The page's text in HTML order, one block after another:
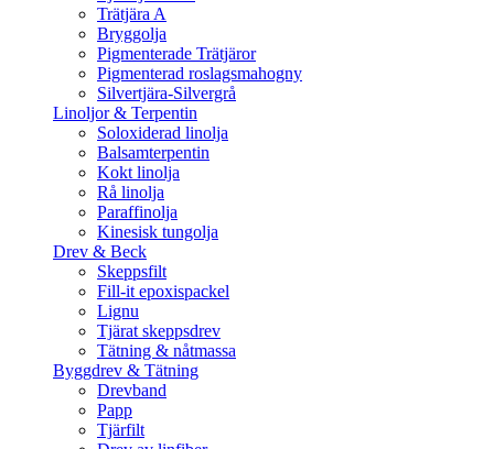
Trätjära A
Bryggolja
Pigmenterade Trätjäror
Pigmenterad roslagsmahogny
Silvertjära-Silvergrå
Linoljor & Terpentin
Soloxiderad linolja
Balsamterpentin
Kokt linolja
Rå linolja
Paraffinolja
Kinesisk tungolja
Drev & Beck
Skeppsfilt
Fill-it epoxispackel
Lignu
Tjärat skeppsdrev
Tätning & nåtmassa
Byggdrev & Tätning
Drevband
Papp
Tjärfilt